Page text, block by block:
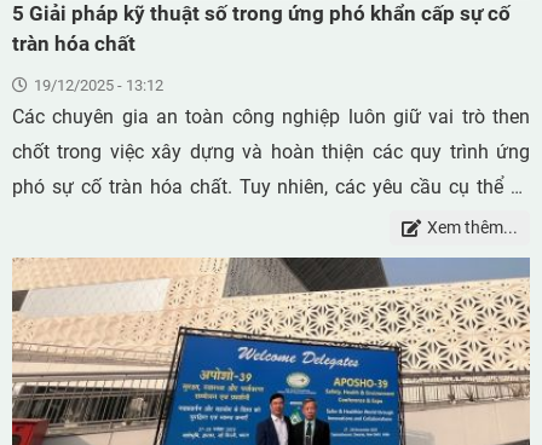
5 Giải pháp kỹ thuật số trong ứng phó khẩn cấp sự cố
tràn hóa chất
19/12/2025 - 13:12
Các chuyên gia an toàn công nghiệp luôn giữ vai trò then
chốt trong việc xây dựng và hoàn thiện các quy trình ứng
phó sự cố tràn hóa chất. Tuy nhiên, các yêu cầu cụ thể sẽ
khác nhau tùy theo từng loại hóa chất và khối lượng được
xử lý, cũng như phụ thuộc vào địa điểm, cách thức tổ chức
sử dụng hóa chất và số lượng người được phép tiếp cận. Do
các sự cố này có thể phát sinh từ cả nguyên nhân tự nhiên
và yếu tố con người, cách tiếp cận thực tiễn trong quản lý an
toàn hóa chất đòi hỏi phải nhận diện rõ những rủi ro lớn
nhất và xây dựng các kế hoạch ứng phó phù hợp. Hỏa hoạn,
Xem thêm...